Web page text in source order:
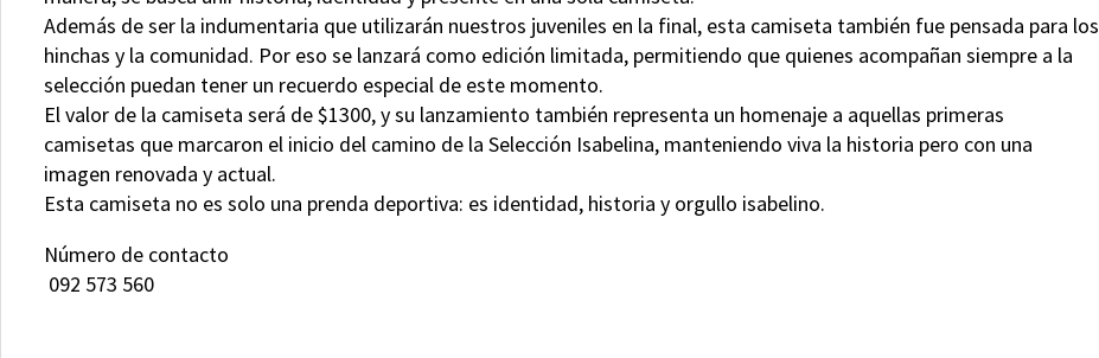
Además de ser la indumentaria que utilizarán nuestros juveniles en la final, esta camiseta también fue pensada para los
hinchas y la comunidad. Por eso se lanzará como edición limitada, permitiendo que quienes acompañan siempre a la
selección puedan tener un recuerdo especial de este momento.
El valor de la camiseta será de $1300, y su lanzamiento también representa un homenaje a aquellas primeras
camisetas que marcaron el inicio del camino de la Selección Isabelina, manteniendo viva la historia pero con una
imagen renovada y actual.
Esta camiseta no es solo una prenda deportiva: es identidad, historia y orgullo isabelino.
Número de contacto
092 573 560